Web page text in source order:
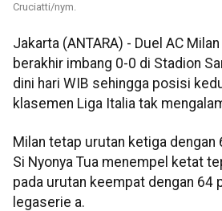
Cruciatti/nym.
Jakarta (ANTARA) - Duel AC
berakhir imbang 0-0 di Stadion
dini hari WIB sehingga posisi
klasemen Liga Italia tak
Milan tetap urutan ketiga dengan
Si Nyonya Tua menempel ketat
pada urutan keempat dengan 64
legaserie a.